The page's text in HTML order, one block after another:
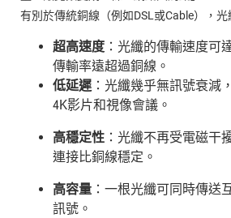
有別於傳統銅線（例如DSL或Cable），光
超高速度 ：光纖的傳輸速度可
傳輸率遠超過銅線。
低延遲 ：光纖幾乎無訊號衰減
4K影片和視像會議。
高穩定性 ：光纖不再受電磁干
連接比銅線穩定。
高容量 ：一根光纖可同時傳送
訊號。